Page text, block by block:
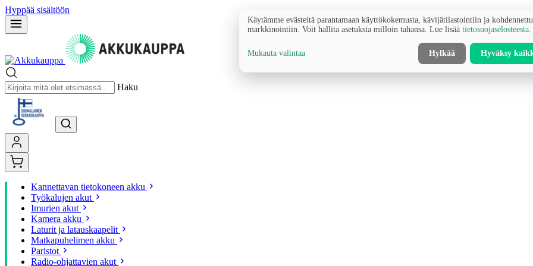
Hyppää sisältöön
Haku
Kannettavan tietokoneen akku
Työkalujen akut
Imurien akut
Kamera akku
Laturit ja latauskaapelit
Matkapuhelimen akku
Paristot
Radio-ohjattavien akut
Käytämme evästeitä parantamaan käyttökokemusta, kävijätilastointiin ja
markkinointiin. Voit hallita asetuksia milloin tahansa. Lue lisää tietosuojaselosteesta
Mukauta valintaa Hylkää Hyväksy